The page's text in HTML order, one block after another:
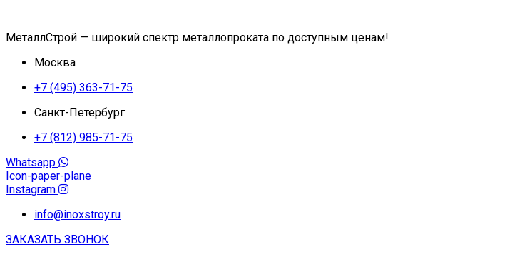
МеталлСтрой — широкий спектр металлопроката по доступным ценам!
Москва
+7 (495) 363-71-75
Санкт-Петербург
+7 (812) 985-71-75
Whatsapp
Icon-paper-plane
Instagram
info@inoxstroy.ru
ЗАКАЗАТЬ ЗВОНОК